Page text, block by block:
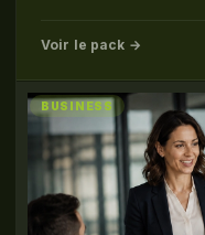
Voir le pack →
BUSINESS